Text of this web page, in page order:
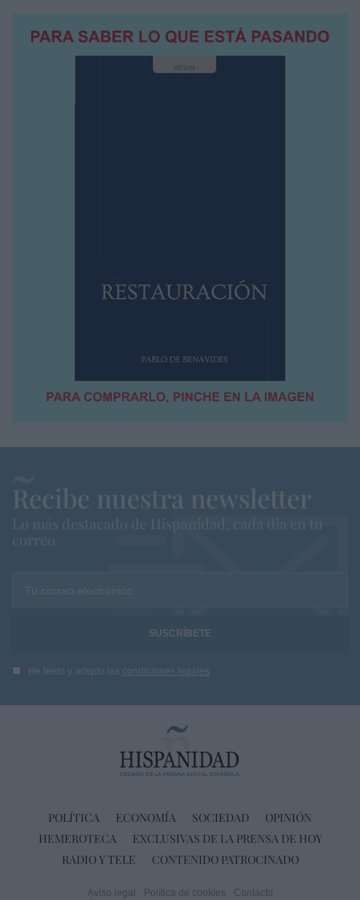
Recibe nuestra newsletter
Lo más destacado de Hispanidad, cada dia en tu
correo
Tu correo electrónico...
He leído y acepto las condiciones legales
POLÍTICA ECONOMÍA SOCIEDAD
OPINIÓN
HEMEROTECA
EXCLUSIVAS DE LA PRENSA DE HOY
RADIO Y TELE
CONTENIDO PATROCINADO
Aviso legal Política de cookies
Contacto